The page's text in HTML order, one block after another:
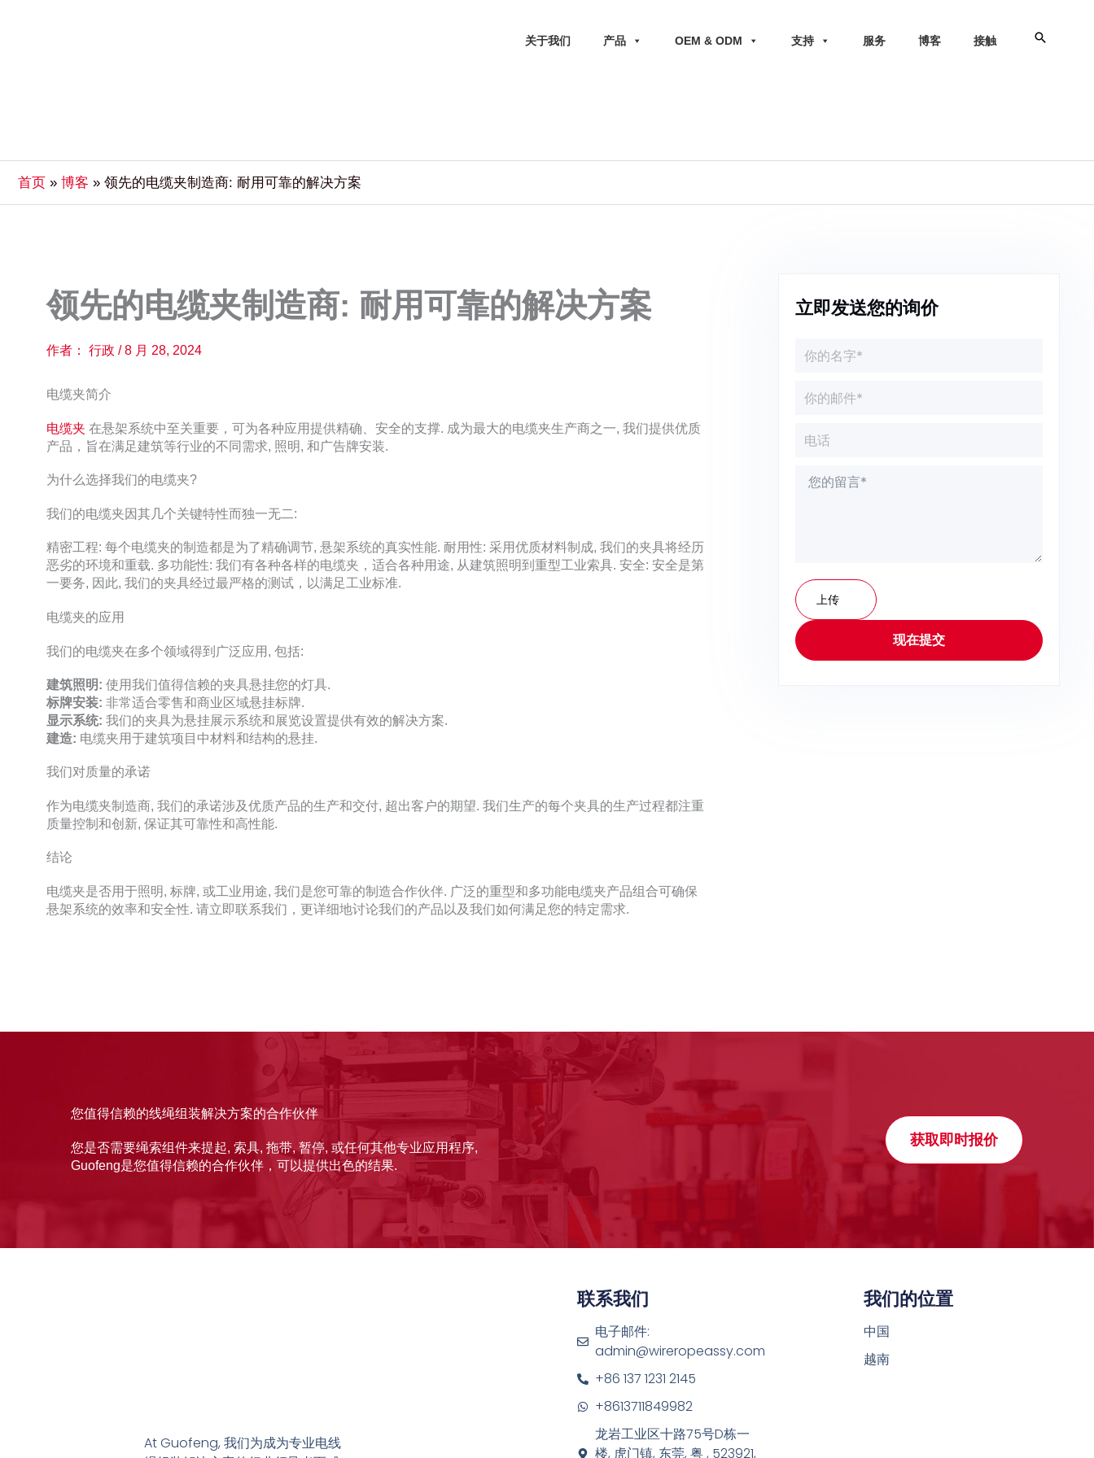
关于我们 产品 OEM & ODM 支持 服务 博客 接触
搜
首页 博客 领先的电缆夹制造商: 耐用可靠的解决方案
领先的电缆夹制造商: 耐用可靠的解决方案
作者： 行政 /8 月 28, 2024
电缆夹简介
电缆夹 在悬架系统中至关重要，可为各种应用提供精确、安全的支撑. 成为最大的电缆夹生产商之一, 我们提供优质
产品，旨在满足建筑等行业的不同需求, 照明, 和广告牌安装.
为什么选择我们的电缆夹?
我们的电缆夹因其几个关键特性而独一无二:
精密工程: 每个电缆夹的制造都是为了精确调节, 悬架系统的真实性能. 耐用性: 采用优质材料制成, 我们的夹具将经历
恶劣的环境和重载. 多功能性: 我们有各种各样的电缆夹，适合各种用途, 从建筑照明到重型工业索具. 安全: 安全是第
一要务, 因此, 我们的夹具经过最严格的测试，以满足工业标准.
电缆夹的应用
我们的电缆夹在多个领域得到广泛应用, 包括:
建筑照明: 使用我们值得信赖的夹具悬挂您的灯具.
标牌安装: 非常适合零售和商业区域悬挂标牌.
显示系统: 我们的夹具为悬挂展示系统和展览设置提供有效的解决方案.
建造: 电缆夹用于建筑项目中材料和结构的悬挂.
我们对质量的承诺
作为电缆夹制造商, 我们的承诺涉及优质产品的生产和交付, 超出客户的期望. 我们生产的每个夹具的生产过程都注重
质量控制和创新, 保证其可靠性和高性能.
结论
电缆夹是否用于照明, 标牌, 或工业用途, 我们是您可靠的制造合作伙伴. 广泛的重型和多功能电缆夹产品组合可确保
悬架系统的效率和安全性. 请立即联系我们，更详细地讨论我们的产品以及我们如何满足您的特定需求.
立即发送您的询价
上传
现在提交
您值得信赖的线绳组装解决方案的合作伙伴
您是否需要绳索组件来提起, 索具, 拖带, 暂停, 或任何其他专业应用程序,
Guofeng是您值得信赖的合作伙伴，可以提供出色的结果.
获取即时报价
At Guofeng, 我们为成为专业电线
联系我们
电子邮件:
admin@wireropeassy.com
+86 137 1231 2145
+8613711849982
龙岩工业区十路75号D栋一
楼, 虎门镇, 东莞, 粤 , 523921,
我们的位置
中国
越南